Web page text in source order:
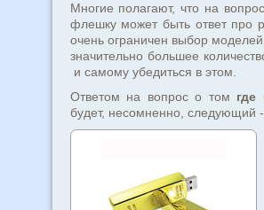
Многие полагают, что на
флешку может быть ответ про
очень ограничен выбор
значительно большее
и самому убедиться в этом.
Ответом на вопрос о том где
будет, несомненно, следующий